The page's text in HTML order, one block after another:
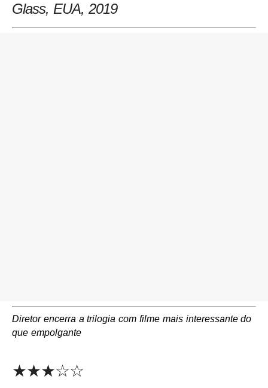
Glass, EUA, 2019
Diretor encerra a trilogia com filme mais interessante do
que empolgante
★★★☆☆